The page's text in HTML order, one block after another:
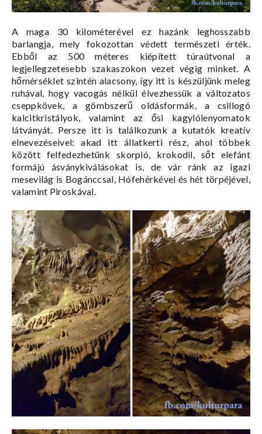
A maga 30 kilométerével ez hazánk leghosszabb
barlangja, mely fokozottan védett természeti érték.
Ebből az 500 méteres kiépített túraútvonal a
legjellegzetesebb szakaszokon vezet végig minket. A
hőmérséklet szintén alacsony, így itt is készüljünk meleg
ruhával, hogy vacogás nélkül élvezhessük a változatos
cseppkövek, a gömbszerű oldásformák, a csillogó
kalcitkristályok, valamint az ősi kagylólenyomatok
látványát. Persze itt is találkozunk a kutatók kreatív
elnevezéseivel: akad itt állatkerti rész, ahol többek
között felfedezhetünk skorpió, krokodil, sőt elefánt
formájú ásványkiválásokat is, de vár ránk az igazi
mesevilág is Bogánccsal, Hófehérkével és hét törpéjével,
valamint Piroskával.